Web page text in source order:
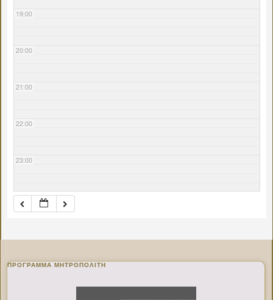
19:00
20:00
21:00
22:00
23:00
ΠΡΌΓΡΑΜΜΑ ΜΗΤΡΟΠΟΛΊΤΗ